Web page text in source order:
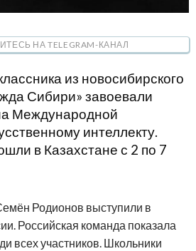
НА TELEGRAM-КАНАЛ
из новосибирского
Сибири» завоевали
Международной
интеллекту.
в Казахстане с 2 по 7
Родионов выступили в
Российская команда показала
всех участников. Школьники